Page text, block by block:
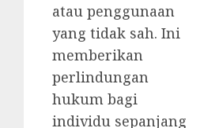
atau penggunaan
yang tidak sah. Ini
memberikan
perlindungan
hukum bagi
individu sepanjang